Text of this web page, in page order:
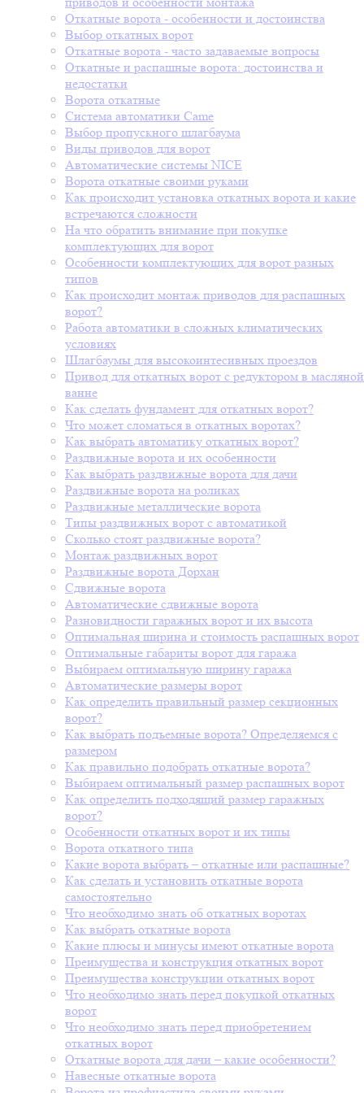
Откатные ворота - особенности и достоинства
Выбор откатных ворот
Откатные ворота - часто задаваемые вопросы
Откатные и распашные ворота: достоинства и
недостатки
Ворота откатные
Система автоматики Came
Выбор пропускного шлагбаума
Виды приводов для ворот
Автоматические системы NICE
Ворота откатные своими руками
Как происходит установка откатных ворота и какие
встречаются сложности
На что обратить внимание при покупке
комплектующих для ворот
Особенности комплектующих для ворот разных
типов
Как происходит монтаж приводов для распашных
ворот?
Работа автоматики в сложных климатических
условиях
Шлагбаумы для высокоинтесивных проездов
Привод для откатных ворот с редуктором в масляной
ванне
Как сделать фундамент для откатных ворот?
Что может сломаться в откатных воротах?
Как выбрать автоматику откатных ворот?
Раздвижные ворота и их особенности
Как выбрать раздвижные ворота для дачи
Раздвижные ворота на роликах
Раздвижные металлические ворота
Типы раздвижных ворот с автоматикой
Сколько стоят раздвижные ворота?
Монтаж раздвижных ворот
Раздвижные ворота Дорхан
Сдвижные ворота
Автоматические сдвижные ворота
Разновидности гаражных ворот и их высота
Оптимальная ширина и стоимость распашных ворот
Оптимальные габариты ворот для гаража
Выбираем оптимальную ширину гаража
Автоматические размеры ворот
Как определить правильный размер секционных
ворот?
Как выбрать подъемные ворота? Определяемся с
размером
Как правильно подобрать откатные ворота?
Выбираем оптимальный размер распашных ворот
Как определить подходящий размер гаражных
ворот?
Особенности откатных ворот и их типы
Ворота откатного типа
Какие ворота выбрать – откатные или распашные?
Как сделать и установить откатные ворота
самостоятельно
Что необходимо знать об откатных воротах
Как выбрать откатные ворота
Какие плюсы и минусы имеют откатные ворота
Преимущества и конструкция откатных ворот
Преимущества конструкции откатных ворот
Что необходимо знать перед покупкой откатных
ворот
Что необходимо знать перед приобретением
откатных ворот
Откатные ворота для дачи – какие особенности?
Навесные откатные ворота